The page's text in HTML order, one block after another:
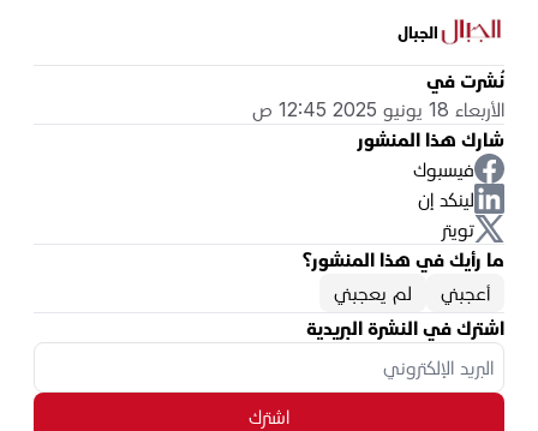
الجبال
نُشرت في
الأربعاء 18 يونيو 2025 12:45 ص
شارك هذا المنشور
فيسبوك
لينكد إن
تويتر
ما رأيك في هذا المنشور؟
أعجبني
لم يعجبني
اشترك في النشرة البريدية
اشترك